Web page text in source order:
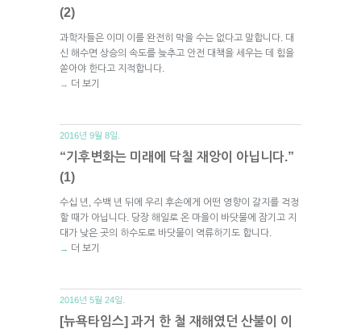
(2)
과학자들은 이미 이를 완전히 막을 수는 없다고 말합니다. 대
신 해수면 상승의 속도를 늦추고 안전 대책을 세우는 데 힘을
쏟아야 한다고 지적합니다.
→ 더 보기
2016년 9월 8일.
“기후변화는 미래에 닥칠 재앙이 아닙니다.”
(1)
수십 년, 수백 년 뒤에 우리 후손에게 어떤 영향이 갈지를 걱정
할 때가 아닙니다. 당장 해일로 온 마을이 바닷물에 잠기고 지
대가 낮은 곳의 하수도로 바닷물이 역류하기도 합니다.
→ 더 보기
2016년 5월 24일.
[뉴욕타임스] 과거 한 철 재해였던 산불이 이